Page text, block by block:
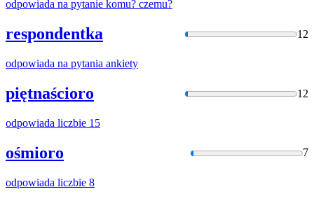
odpowiada na pytanie komu? czemu?
respondentka 12
odpowiada na pytania ankiety
piętnaścioro 12
odpowiada liczbie 15
ośmioro 7
odpowiada liczbie 8